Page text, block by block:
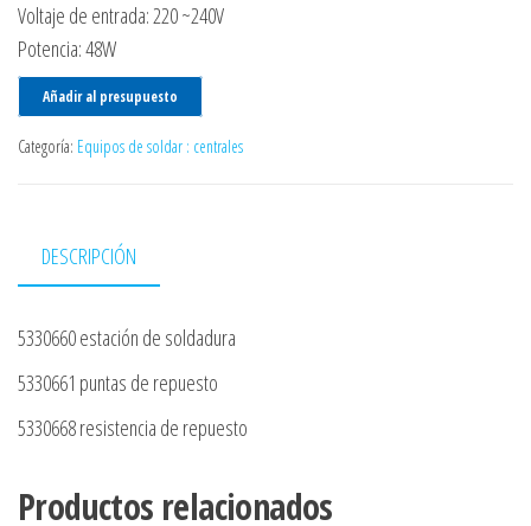
Voltaje de entrada: 220 ~240V
Potencia: 48W
Añadir al presupuesto
Categoría: Equipos de soldar : centrales
DESCRIPCIÓN
5330660 estación de soldadura
5330661 puntas de repuesto
5330668 resistencia de repuesto
Productos relacionados